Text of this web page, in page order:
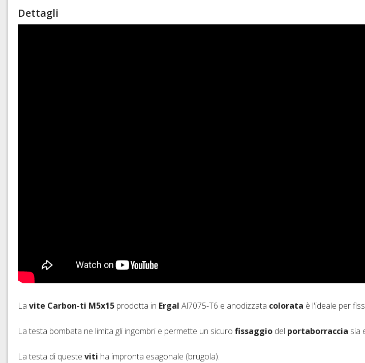
Dettagli
La vite Carbon-ti M5x15 prodotta in Ergal Al7075-T6 e anodizzata colorata è l'ideale per
La testa bombata ne limita gli ingombri e permette un sicuro fissaggio del portaborraccia sia
La testa di queste viti ha impronta esagonale (brugola).